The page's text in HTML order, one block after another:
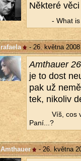
Ně­kte­ré
- What
rafaela - 26. května
Am­thauer
je to dost
pak už
tek, ni­ko­liv
Víš, cos
Paní...?
Amthauer - 26. května